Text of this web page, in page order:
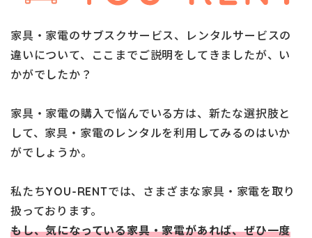
家具・家電のサブスクサービス、レンタルサービスの
違いについて、ここまでご説明をしてきましたが、い
かがでしたか？
家具・家電の購入で悩んでいる方は、新たな選択肢と
して、家具・家電のレンタルを利用してみるのはいか
がでしょうか。
私たちYOU-RENTでは、さまざまな家具・家電を取り
扱っております。
もし、気になっている家具・家電があれば、ぜひ一度